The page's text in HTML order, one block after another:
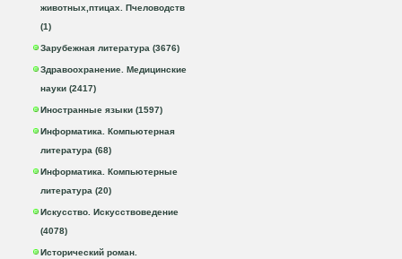
животных,птицах. Пчеловодств
(1)
Зарубежная литература (3676)
Здравоохранение. Медицинские
науки (2417)
Иностранные языки (1597)
Информатика. Компьютерная
литература (68)
Информатика. Компьютерные
литература (20)
Искусство. Искусствоведение
(4078)
Исторический роман.